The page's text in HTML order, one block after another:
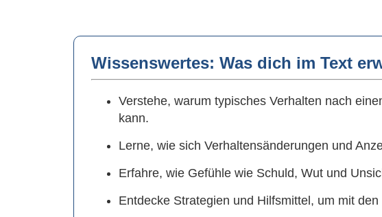
Wissenswertes: Was dich im Text
Verstehe, warum typisches Verhalten nach
kann.
Lerne, wie sich Verhaltensänderungen und
Erfahre, wie Gefühle wie Schuld, Wut und
Entdecke Strategien und Hilfsmittel, um mit